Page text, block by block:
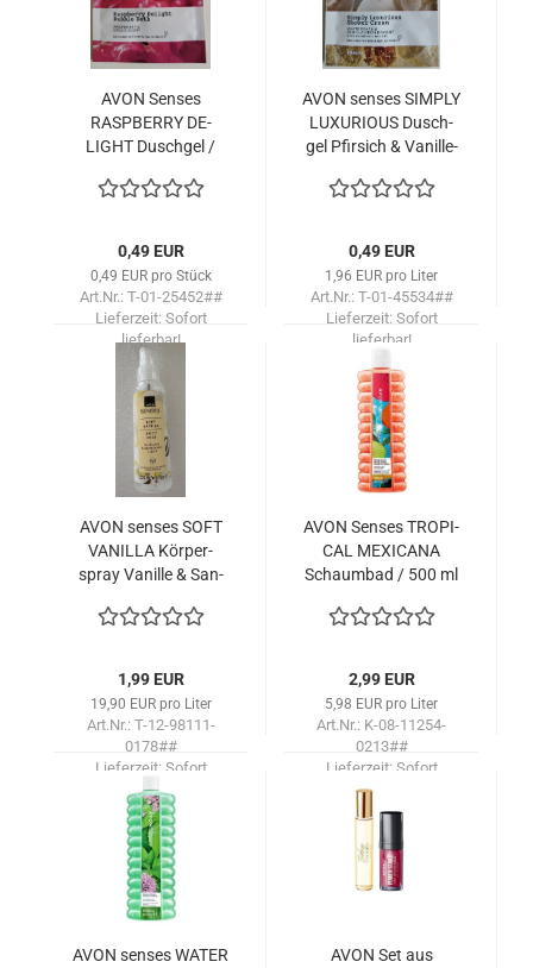
AVON Sen­ses
RASPBER­RY DE­
LIGHT Dusch­gel /
0,49 EUR
0,49 EUR pro Stück
Art.Nr.: T-01-25452##
Lieferzeit: Sofort
lieferbar!
AVON sen­ses SIM­PLY
LU­XU­RIOUS Dusch­
gel Pfir­sich & Vanille-​​
0,49 EUR
1,96 EUR pro Liter
Art.Nr.: T-01-45534##
Lieferzeit: Sofort
lieferbar!
AVON sen­ses SOFT
VA­NIL­LA Kör­per­
spray Va­nil­le & San­
1,99 EUR
19,90 EUR pro Liter
Art.Nr.: T-12-98111-
0178##
Lieferzeit: Sofort
lieferbar!
AVON Sen­ses TRO­PI­
CAL ME­XI­CA­NA
Schaum­bad / 500 ml
2,99 EUR
5,98 EUR pro Liter
Art.Nr.: K-08-11254-
0213##
Lieferzeit: Sofort
lieferbar!
AVON sen­ses WATER
AVON Set aus